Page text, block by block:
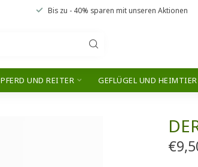
Bis zu - 40% sparen mit unseren Aktionen
PFERD UND REITER GEFLÜGEL UND HEIMTIER